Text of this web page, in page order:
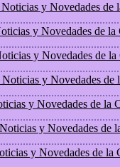
y Novedades de
y Novedades de la
y Novedades de
y Novedades de
y Novedades de la
y Novedades de
y Novedades de la